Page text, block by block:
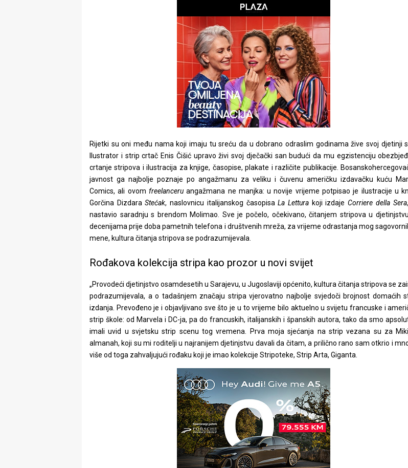
Rijetki su oni među nama koji imaju tu sreću da u dobrano odraslim godinama žive svoj djetinji
Ilustrator i strip crtač Enis Čišić upravo živi svoj dječački san budući da mu egzistenciju
crtanje stripova i ilustracija za knjige, časopise, plakate i različite publikacije.
javnost ga najbolje poznaje po angažmanu za veliku i čuvenu američku izdavačku kuću
Comics, ali ovom freelanceruangažmana ne manjka: u novije vrijeme potpisao je ilustracije u
Gorčina DizdaraStećak, naslovnicu italijanskog časopisaLa Lettura koji izdajeCorriere della Sera
nastavio saradnju s brendom Molimao. Sve je počelo, očekivano, čitanjem stripova u
decenijama prije doba pametnih telefona i društvenih mreža, za vrijeme odrastanja mog
mene, kultura čitanja stripova se podrazumijevala.
Rođakova kolekcija stripa kao prozor u novi svijet
„Provodeći djetinjstvo osamdesetih u Sarajevu, u Jugoslaviji općenito, kultura čitanja stripova se
podrazumijevala, a o tadašnjem značaju stripa vjerovatno najbolje svjedoči brojnost domaćih
izdanja. Prevođeno je i objavljivano sve što je u to vrijeme bilo aktuelno u svijetu francuske i
strip škole: od Marvela i DC-ja, pa do francuskih, italijanskih i španskih autora, tako da smo
imali uvid u svjetsku strip scenu tog vremena. Prva moja sjećanja na strip vezana su za
almanah, koji su mi roditelji u najranijem djetinjstvu davali da čitam, a prilično rano sam otkrio i
više od toga zahvaljujući rođaku koji je imao kolekcije Stripoteke, Strip Arta, Giganta.